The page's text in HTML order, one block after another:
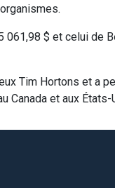
061,98 $ et celui de
Tim Hortons et a
Canada et aux États-